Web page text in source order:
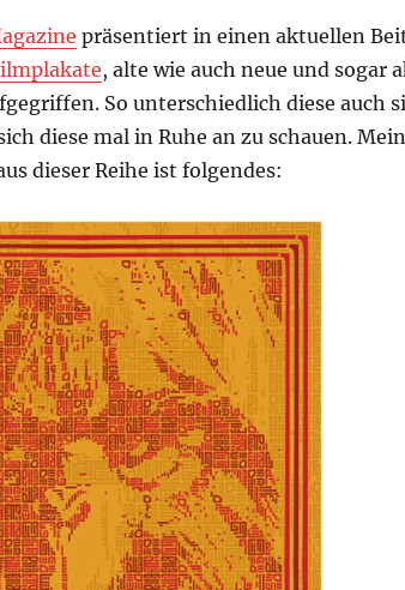
präsentiert in einen aktuellen
, alte wie auch neue und sogar
So unterschiedlich diese auch
diese mal in Ruhe an zu schauen. Mein
dieser Reihe ist folgendes: